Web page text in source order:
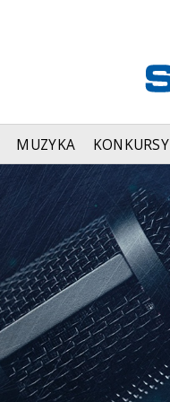
MUZYKA KONKURSY